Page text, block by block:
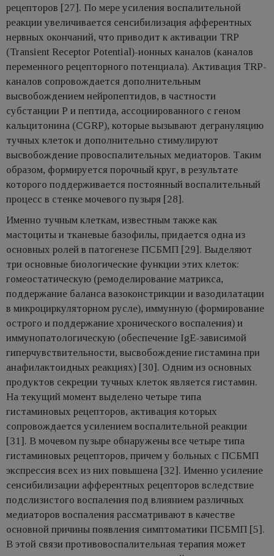
рецепторов [27]. По мере усиления воспалительной
реакции увеличивается сенсибилизация афферентных
нервных окончаний, что приводит к активации TRP
(Transient Receptor Potential)-ионных каналов (каналов
переменного рецепторного потенциала). Активация TRP-
каналов сопровождается дополнительным
высвобождением нейропептидов, в частности
субстанции Р и пептида, ассоциированного с геном
кальцитонина (CGRP), которые вызывают дегрануляцию
тучных клеток и дополнительно стимулируют
высвобождение провоспалительных медиаторов. Таким
образом, формируется порочный круг, в результате
которого поддерживается постоянный воспалительный
процесс в стенке мочевого пузыря [28].
Именно тучным клеткам, известным также как
мастоциты и тканевые базофилы, придается одна из
основных ролей в патогенезе ПСБМП [29]. Выделяют
три основные биологические функции этих клеток:
гомеостатическую (ремоделирование матрикса,
поддержание баланса вазоконстрикции и вазодилатации
в микроциркуляторном русле), иммунную (формирование
острого и поддержание хронического воспаления) и
иммунопатологическую (обеспечение IgE-зависимой
гиперчувствительности, высвобождение гистамина при
анафилактоидных реакциях) [30]. Одним из основных
продуктов секреции тучных клеток является гистамин.
На текущий момент выделено четыре типа
гистаминовых рецепторов, активация которых
сопровождается усилением воспалительной реакции
[31]. В мочевом пузыре обнаружены все четыре типа
гистаминовых рецепторов, причем у больных с ПСБМП
экспрессия всех из них повышена [32]. Именно усиление
сенсибилизации афферентных рецепторов вследствие
подслизистого воспаления под влиянием различных
медиаторов воспаления рассматривают в качестве
основной причины появления симптоматики ПСБМП [5].
В этой связи противовоспалительная терапия может